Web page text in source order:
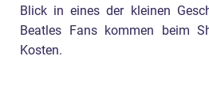
Blick in eines der kleinen
Beatles Fans kommen beim
Kosten.